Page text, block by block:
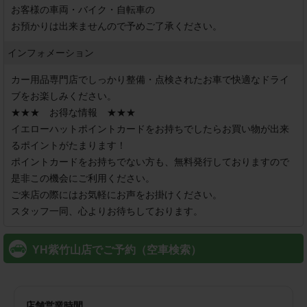
お客様の車両・バイク・自転車の
お預かりは出来ませんので予めご了承ください。
インフォメーション
カー用品専門店でしっかり整備・点検されたお車で快適なドライ
ブをお楽しみください。
★★★　お得な情報　★★★
イエローハットポイントカードをお持ちでしたらお買い物が出来
るポイントがたまります！
ポイントカードをお持ちでない方も、無料発行しておりますので
是非この機会にご利用ください。
ご来店の際にはお気軽にお声をお掛けください。
スタッフ一同、心よりお待ちしております。
YH紫竹山店でご予約（空車検索）